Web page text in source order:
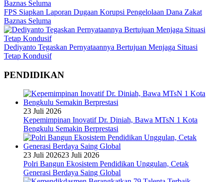
FPS Siapkan Laporan Dugaan Korupsi Pengelolaan Dana Zakat
Baznas Seluma
Dediyanto Tegaskan Pernyataannya Bertujuan Menjaga Situasi
Tetap Kondusif
PENDIDIKAN
23 Juli 2026
Kepemimpinan Inovatif Dr. Diniah, Bawa MTsN 1 Kota
Bengkulu Semakin Berprestasi
23 Juli 202623 Juli 2026
Polri Bangun Ekosistem Pendidikan Unggulan, Cetak
Generasi Berdaya Saing Global